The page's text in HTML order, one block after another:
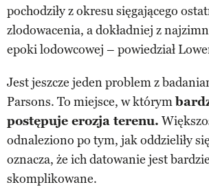
pochodziły z okresu sięgającego
zlodowacenia, a dokładniej z
epoki lodowcowej – powiedział
Jest jeszcze jeden problem z
Parsons. To miejsce, w którym
postępuje erozja terenu.
odnaleziono po tym, jak oddzieliły
oznacza, że ich datowanie jest
skomplikowane.